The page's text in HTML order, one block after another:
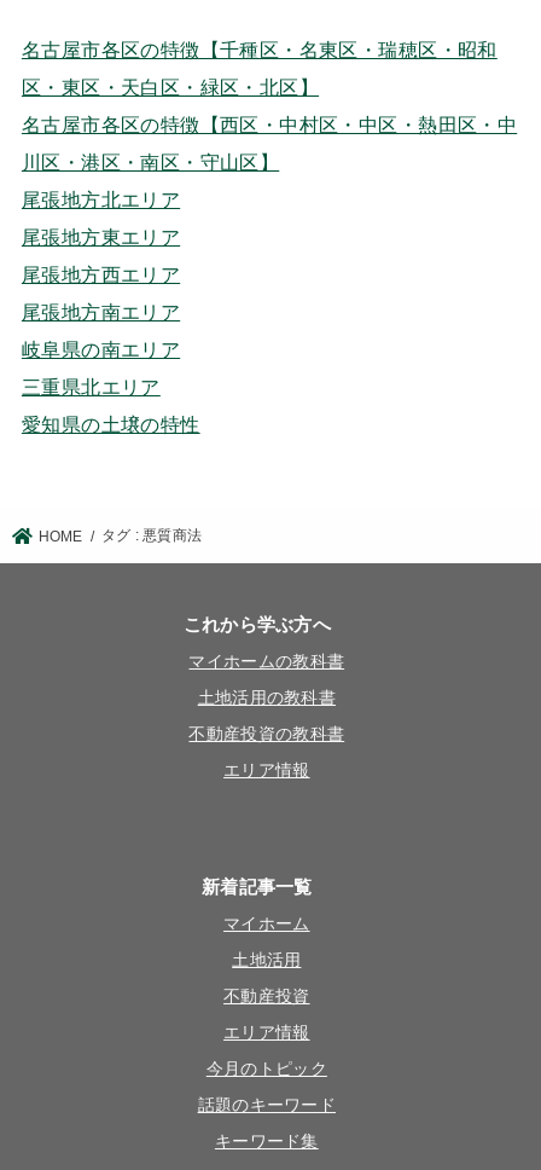
名古屋市各区の特徴【千種区・名東区・瑞穂区・昭和
区・東区・天白区・緑区・北区】
名古屋市各区の特徴【西区・中村区・中区・熱田区・中
川区・港区・南区・守山区】
尾張地方北エリア
尾張地方東エリア
尾張地方西エリア
尾張地方南エリア
岐阜県の南エリア
三重県北エリア
愛知県の土壌の特性
HOME タグ : 悪質商法
これから学ぶ方へ
マイホームの教科書
土地活用の教科書
不動産投資の教科書
エリア情報
新着記事一覧
マイホーム
土地活用
不動産投資
エリア情報
今月のトピック
話題のキーワード
キーワード集